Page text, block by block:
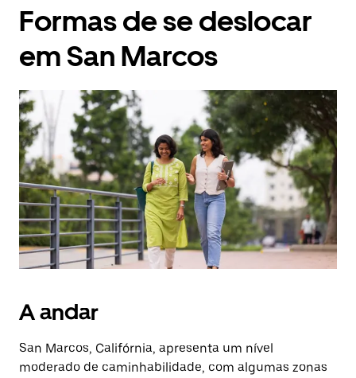
interagir
com
calendário
uma
data.
Prima
o
botão
Esc
para
fechar
o
calendário.
Formas de se deslocar
em San Marcos
A andar
San Marcos, Califórnia, apresenta um nível
moderado de caminhabilidade, com algumas zonas